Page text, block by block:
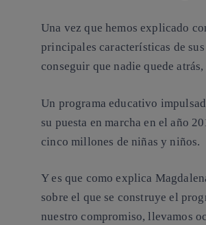
Una vez que hemos explicado
principales características de
conseguir que nadie quede
Un programa educativo
su puesta en marcha en el año
cinco millones de niñas y niños.
Y es que como explica
sobre el que se construye el
nuestro compromiso, llevamos